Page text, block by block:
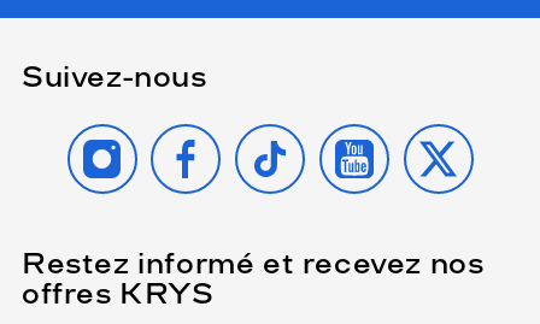
Suivez-nous
INSTAGRAMFACEBOOK
TIKTOK YOUTUBE
X
Restez informé et recevez nos
offres KRYS
Name
(Ce
champ
est
obligatoire)